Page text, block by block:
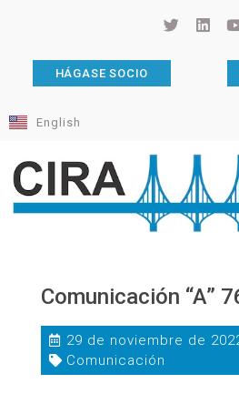
HÁGASE SOCIO
English
Comunicación “A”
29 de noviembre de
Comunicación